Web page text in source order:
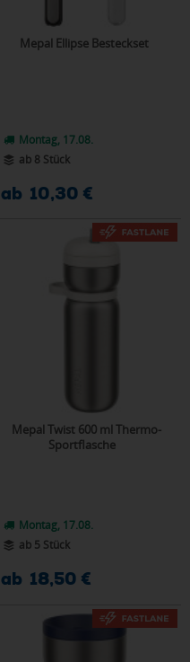
Mepal Ellipse Besteckset
Montag, 17.08.
ab 8 Stück
ab 10,30 €
Mepal Twist 600 ml Thermo-
Sportflasche
Montag, 17.08.
ab 5 Stück
ab 18,50 €